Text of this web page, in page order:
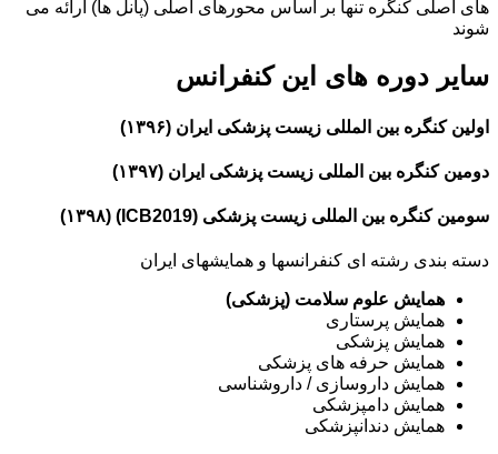
های اصلی کنگره تنها بر اساس محورهای اصلی (پانل ها) ارائه می
شوند
سایر دوره های این کنفرانس
اولین کنگره بین المللی زیست پزشکی ایران (۱۳۹۶)
دومین کنگره بین المللی زیست پزشکی ایران (۱۳۹۷)
سومین کنگره بین المللی زیست پزشکی (ICB2019) (۱۳۹۸)
دسته بندی رشته ای کنفرانسها و همایشهای ایران
همایش علوم سلامت (پزشکی)
همایش پرستاری
همایش پزشکی
همایش حرفه های پزشکی
همایش داروسازی / داروشناسی
همایش دامپزشکی
همایش دندانپزشکی